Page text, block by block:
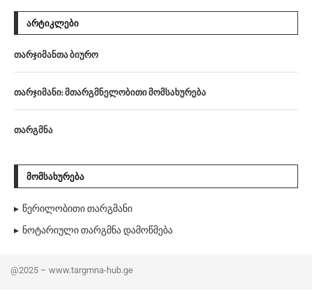
ᲐᲠᲢᲘᲙᲚᲔᲑᲘ
თარჯიმანთა ბიურო
თარჯიმანი: მთარგმნელობითი მომსახურება
თარგმნა
ᲛᲝᲛᲡᲐᲮᲣᲠᲔᲑᲐ
წერილობითი თარგმანი
ნოტარიული თარგმნა დამოწმება
@2025 – www.targmna-hub.ge